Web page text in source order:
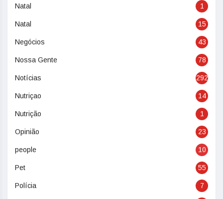
Natal 1
Natal 15
Negócios 43
Nossa Gente 78
Notícias 292
Nutriçao 14
Nutrição 1
Opinião 23
people 10
Pet 55
Polícia 7